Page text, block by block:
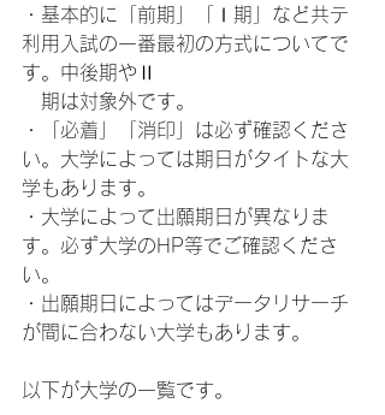
・基本的に「前期」「Ⅰ期」など共テ
利用入試の一番最初の方式についてで
す。中後期やⅡ
期は対象外です。
・「必着」「消印」は必ず確認くださ
い。大学によっては期日がタイトな大
学もあります。
・大学によって出願期日が異なりま
す。必ず大学のHP等でご確認くださ
い。
・出願期日によってはデータリサーチ
が間に合わない大学もあります。
以下が大学の一覧です。